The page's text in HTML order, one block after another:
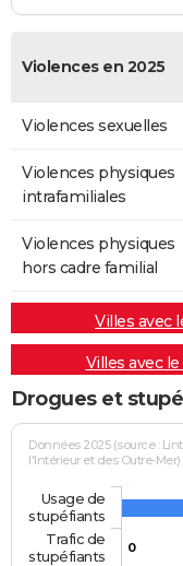
Violences en 2025
Violences sexuelles
Violences physiques
intrafamiliales
Violences physiques
hors cadre familial
Villes avec
Villes avec
Drogues et
Données 2025 (source :
l'Intérieur et des Outre-Mer)
0
Usage de
stupéfiants
Trafic de
stupéfiants